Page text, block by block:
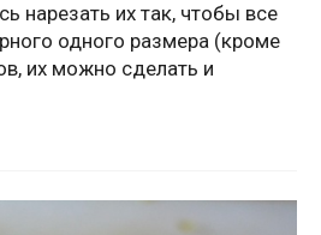
нарезать их так, чтобы все
одного размера (кроме
их можно сделать и